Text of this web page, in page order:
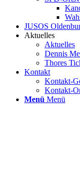
JUSOS
Aktu­el­les
Aktu­el­les
Den­nis
Tho­res
Kon­takt
Kon­­­takt-
Kon­­­takt-
Menü Menü